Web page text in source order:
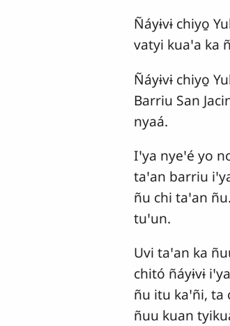
Ñáyɨvɨ chiyo̱
vatyi kuaꞌa ka
Ñáyɨvɨ chiyo̱
Barriu San
nyaá.
Iꞌya nyeꞌé yo
taꞌan barriu
ñu chi taꞌan
tuꞌun.
Uvi taꞌan ka
chitó ñáyɨvɨ
ñu itu kaꞌñi, ta
ñuu kuan